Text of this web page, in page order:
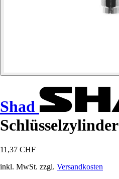
Shad
Schlüsselzylinder
11,37 CHF
inkl. MwSt. zzgl. Versandkosten